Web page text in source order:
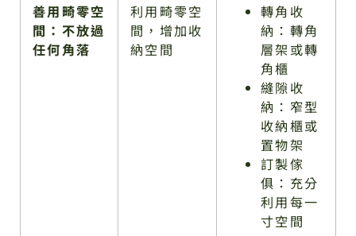
善用畸零空
間：不放過
任何角落
利用畸零空
間，增加收
納空間
轉角收
納：轉角
層架或轉
角櫃
縫隙收
納：窄型
收納櫃或
置物架
訂製傢
俱：充分
利用每一
寸空間